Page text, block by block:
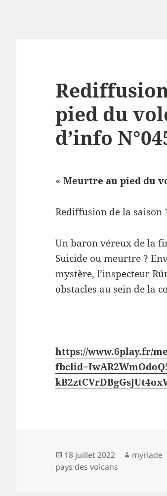
pied du
d’info
« Meurtre au pied du
Rediffusion de la saison
Un baron véreux de la
Suicide ou meurtre ?
mystère, l’inspecteur
obstacles au sein de la
https://www.6play.fr/
Publié
le
18 juillet 2022 Auteur
myriade
pays des volcans